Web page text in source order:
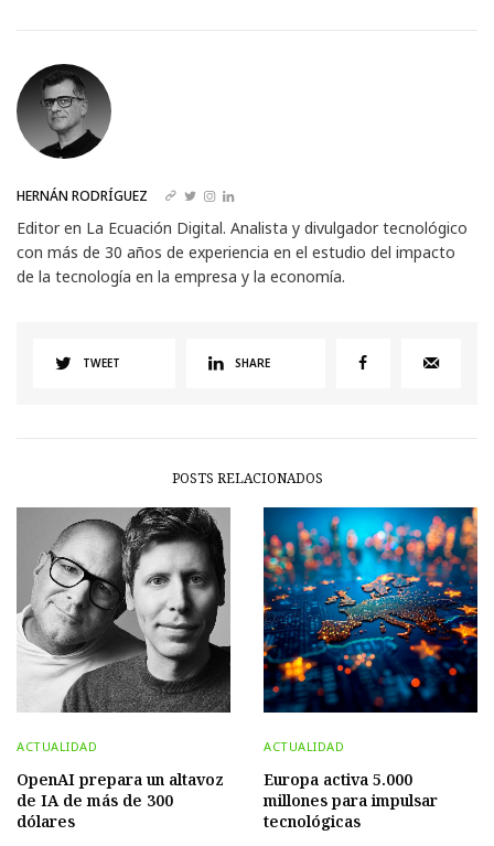
HERNÁN RODRÍGUEZ
Editor en La Ecuación Digital. Analista y divulgador tecnológico
con más de 30 años de experiencia en el estudio del impacto
de la tecnología en la empresa y la economía.
TWEET SHARE
POSTS RELACIONADOS
ACTUALIDAD
OpenAI prepara un altavoz
de IA de más de 300
dólares
ACTUALIDAD
Europa activa 5.000
millones para impulsar
tecnológicas